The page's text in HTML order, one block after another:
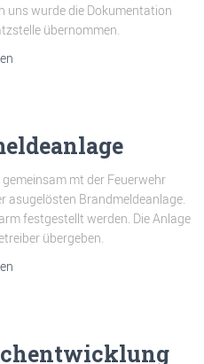
uns wurde die Dokumentation
übernommen.
mt der Feuerwehr
asugelösten Brandmeldeanlage.
festgestellt werden. Die Anlage
übergeben.